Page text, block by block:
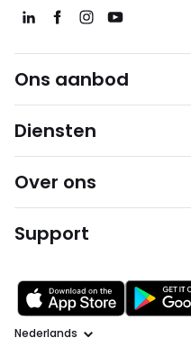
Ons aanbod
Diensten
Over ons
Support
Taal